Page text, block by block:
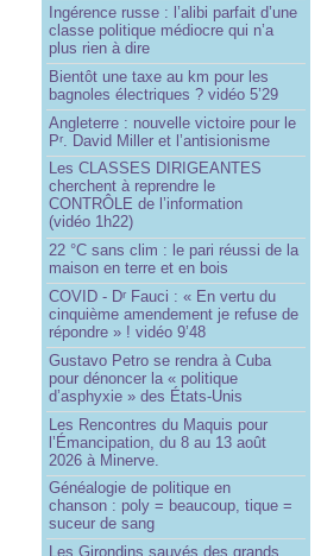
Ingérence russe : l’alibi parfait d’une
classe politique médiocre qui n’a
plus rien à dire
Bientôt une taxe au km pour les
bagnoles électriques ? vidéo 5’29
Angleterre : nouvelle victoire pour le
Pr
. David Miller et l’antisionisme
Les CLASSES DIRIGEANTES
cherchent à reprendre le
CONTRÔLE de l’information
(vidéo 1h22)
22 °C sans clim : le pari réussi de la
maison en terre et en bois
COVID - Dr Fauci : « En vertu du
cinquième amendement je refuse de
répondre » ! vidéo 9’48
Gustavo Petro se rendra à Cuba
pour dénoncer la « politique
d’asphyxie » des États-Unis
Les Rencontres du Maquis pour
l’Émancipation, du 8 au 13 août
2026 à Minerve.
Généalogie de politique en
chanson : poly = beaucoup, tique =
suceur de sang
Les Girondins sauvés des grands